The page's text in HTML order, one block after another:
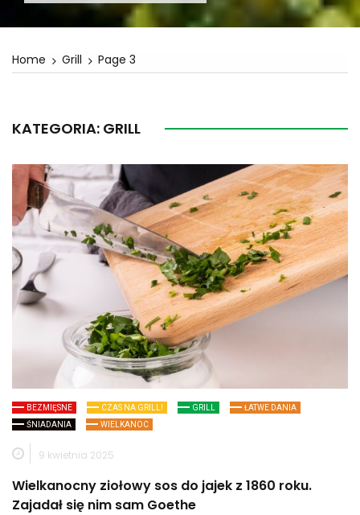
Home Grill Page 3
KATEGORIA: GRILL
BEZMIĘSNE CZAS NA GRILL! GRILL
ŁATWE DANIA
ŚNIADANIA
WIELKANOC
9 kwietnia 2025
Wielkanocny ziołowy sos do jajek z 1860 roku.
Zajadał się nim sam Goethe